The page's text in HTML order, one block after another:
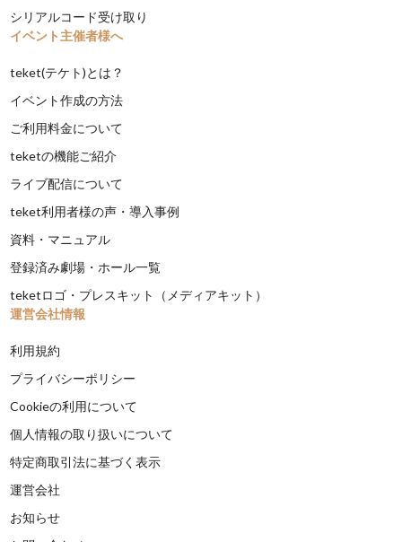
シリアルコード受け取り
イベント主催者様へ
teket(テケト)とは？
イベント作成の方法
ご利用料金について
teketの機能ご紹介
ライブ配信について
teket利用者様の声・導入事例
資料・マニュアル
登録済み劇場・ホール一覧
teketロゴ・プレスキット（メディアキット）
運営会社情報
利用規約
プライバシーポリシー
Cookieの利用について
個人情報の取り扱いについて
特定商取引法に基づく表示
運営会社
お知らせ